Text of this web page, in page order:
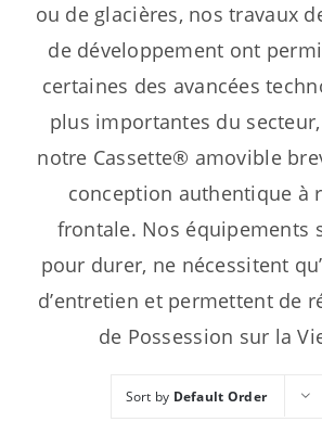
ou de glacières, nos travaux
de développement ont
certaines des avancées
plus importantes du
notre Cassette® amovible
conception authentique à
frontale. Nos équipements
pour durer, ne nécessitent
d’entretien et permettent de
de Possession sur la
Sort by Default Order